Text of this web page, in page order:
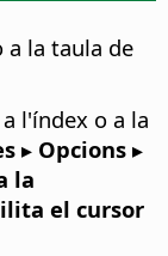
a la taula de
l'índex o a la
▸ Opcions ▸
la
el cursor